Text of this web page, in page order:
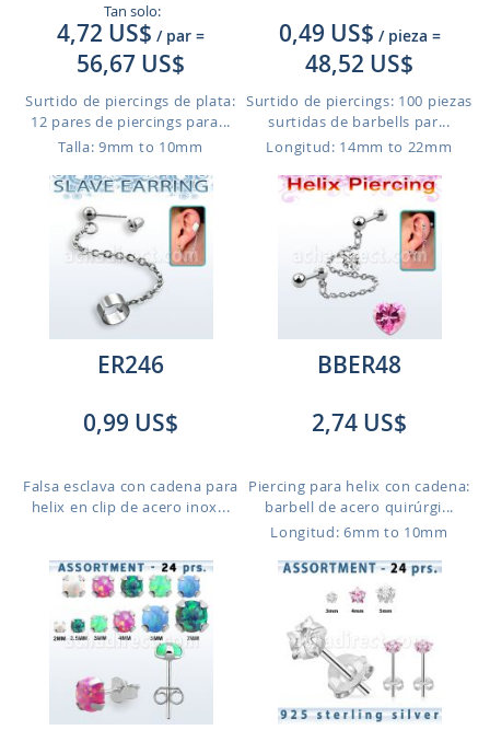
Tan solo:
4,72 US$ / par =
56,67 US$
Surtido de piercings de plata:
12 pares de piercings para...
Talla: 9mm to 10mm
0,49 US$ / pieza =
48,52 US$
Surtido de piercings: 100 piezas
surtidas de barbells par...
Longitud: 14mm to 22mm
ER246
0,99 US$
Falsa esclava con cadena para
helix en clip de acero inox...
BBER48
2,74 US$
Piercing para helix con cadena:
barbell de acero quirúrgi...
Longitud: 6mm to 10mm